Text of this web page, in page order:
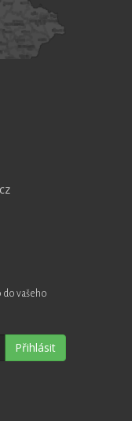
do vašeho
Přihlásit